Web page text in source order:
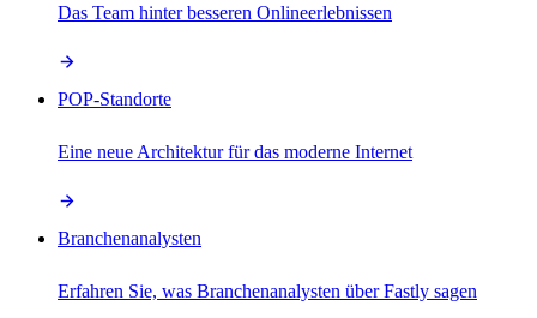
Das Team hinter besseren Onlineerlebnissen
POP-Standorte
Eine neue Architektur für das moderne Internet
Branchenanalysten
Erfahren Sie, was Branchenanalysten über Fastly sagen